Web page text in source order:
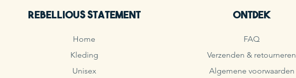
Rebellious Statement
Home
Kleding
Unisex
Ontdek
FAQ
Verzenden & retourneren
Algemene voorwaarden